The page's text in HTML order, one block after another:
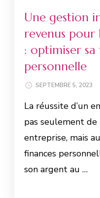
Une gestion
revenus pour
: optimiser sa
personnelle
SEPTEMBRE 5, 2023
La réussite d’un
pas seulement de
entreprise, mais
finances
son argent au …